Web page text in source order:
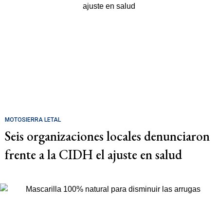
MOTOSIERRA LETAL
Seis organizaciones locales denunciaron
frente a la CIDH el ajuste en salud